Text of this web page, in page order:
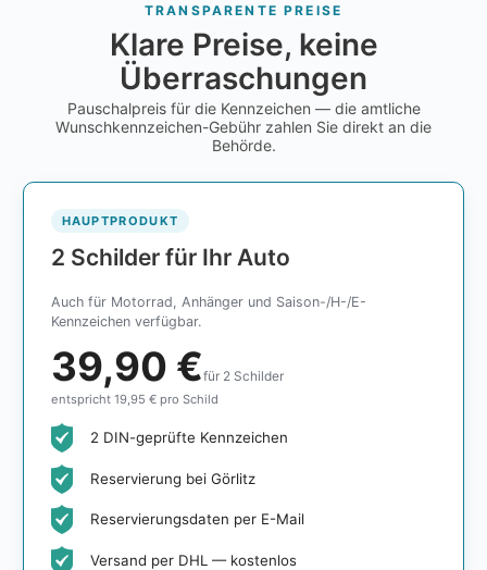
TRANSPARENTE PREISE
Klare Preise, keine
Überraschungen
Pauschalpreis für die Kennzeichen — die amtliche
Wunschkennzeichen-Gebühr zahlen Sie direkt an die
Behörde.
HAUPTPRODUKT
2 Schilder für Ihr Auto
Auch für Motorrad, Anhänger und Saison-/H-/E-
Kennzeichen verfügbar.
39,90 €für 2 Schilder
entspricht 19,95 € pro Schild
2 DIN-geprüfte Kennzeichen
Reservierung bei Görlitz
Reservierungsdaten per E-Mail
Versand per DHL — kostenlos